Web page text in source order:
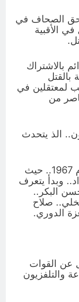
8 شباط 1963 التحق الصحاف في
الأقبية
بالاشتراك
لمعتقلين في
من
الذ يتحدث
ـ جاء صعود الصحاف حزبياً العام 1967.. حيث
وبدأ يتعرف
البكر..
صلاح
الدوري.
عن القوات
والتلفزيون